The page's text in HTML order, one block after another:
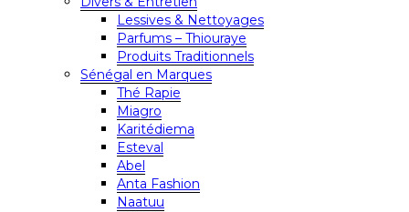
Lessives & Nettoyages
Parfums – Thiouraye
Produits Traditionnels
Sénégal en Marques
Thé Rapie
Miagro
Karitédiema
Esteval
Abel
Anta Fashion
Naatuu